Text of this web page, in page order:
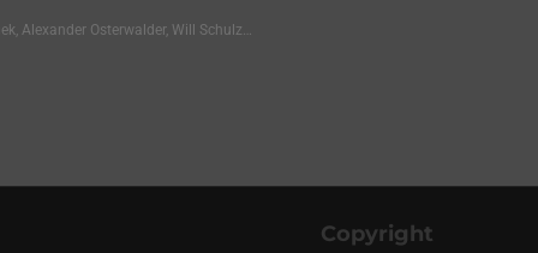
Alexander Osterwalder, Will Schulz…
Copyright